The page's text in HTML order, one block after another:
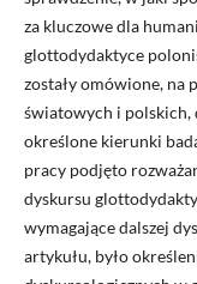
za kluczowe dla
glottodydaktyce
zostały omówione, na
światowych i polskich,
określone kierunki
pracy podjęto
dyskursu
wymagające dalszej
artykułu, było